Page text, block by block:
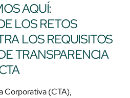
AQUÍ:
LOS RETOS
LOS REQUISITOS
TRANSPARENCIA
Corporativa (CTA),